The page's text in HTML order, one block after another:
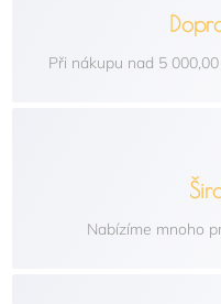
Při nákupu nad 5
Nabízíme mnoho